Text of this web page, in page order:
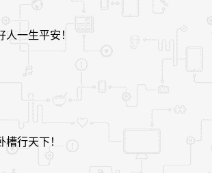
一生平安！
行天下！